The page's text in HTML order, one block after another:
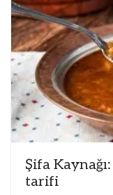
Şifa
tarifi